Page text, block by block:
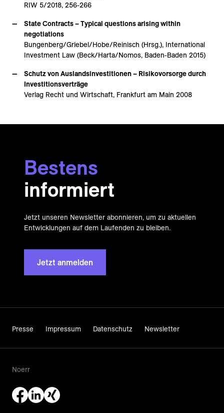
RIW 5/2018, 256-266
State Contracts – Typical questions arising within
negotiations
Bungenberg/Griebel/Hobe/Reinisch (Hrsg.), International
Investment Law (Beck/Harta/Nomos, Baden-Baden 2015)
Schutz von Auslandsinvestitionen – Risikovorsorge durch
Investitionsverträge
Verlag Recht und Wirtschaft, Frankfurt am Main 2008
Bestens
informiert
Jetzt unseren Newsletter abonnieren, um zu aktuellen
Entwicklungen auf dem Laufenden zu bleiben.
Jetzt anmelden
Presse Impressum Datenschutz Newsletter
Noerr